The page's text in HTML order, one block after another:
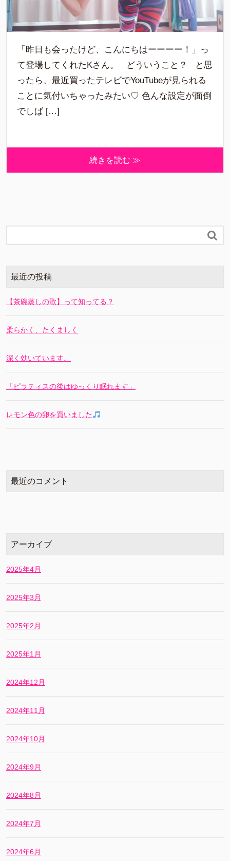
「昨日も会ったけど、こんにちはーーーー！」っ
て登場してくれたKさん。 どういうこと？ と思
ったら、最近買ったテレビでYouTubeが見られる
ことに気付いちゃったみたい♡ 色んな設定が面倒
でしば […]
続きを読む ≫

最近の投稿
【茶碗蒸しの歌】って知ってる？
柔らかく、たくましく
深く効いています。
「ピラティスの後はゆっくり眠れます」
レモン色の卵を買いました
最近のコメント
アーカイブ
2025年4月
2025年3月
2025年2月
2025年1月
2024年12月
2024年11月
2024年10月
2024年9月
2024年8月
2024年7月
2024年6月